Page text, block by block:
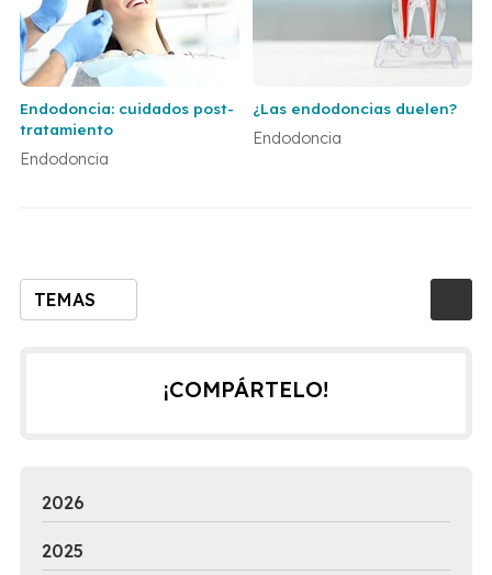
TEMAS
Endodoncia: cuidados post-
tratamiento
Endodoncia
¿Las endodoncias duelen?
Endodoncia
¡COMPÁRTELO!
2026
2025